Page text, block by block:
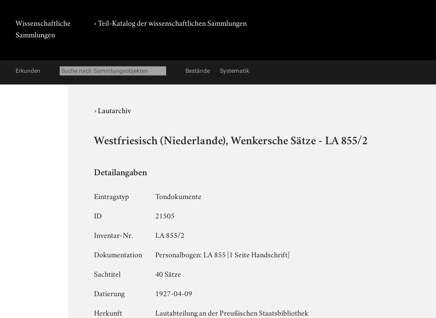
Wissenschaftliche
Sammlungen
› Teil-Katalog der wissenschaftlichen Sammlungen
Erkunden Bestände Systematik
›Lautarchiv
Westfriesisch (Niederlande), Wenkersche Sätze - LA 855/2
Detailangaben
Eintragstyp
Tondokumente
ID
21505
Inventar-Nr.
LA 855/2
Dokumentation
Personalbogen: LA 855 [1 Seite Handschrift]
Sachtitel
40 Sätze
Datierung
1927-04-09
Herkunft
Lautabteilung an der Preußischen Staatsbibliothek